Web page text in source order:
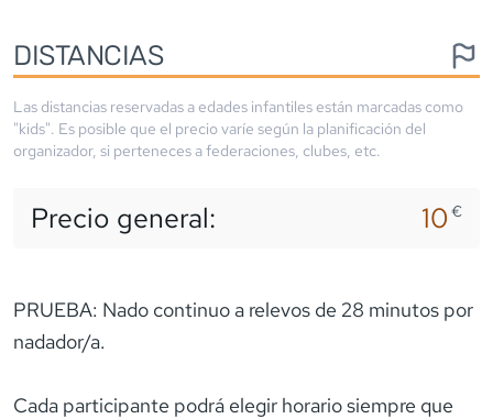
DISTANCIAS
Las distancias reservadas a edades infantiles están marcadas como
"kids". Es posible que el precio varíe según la planificación del
organizador, si perteneces a federaciones, clubes, etc.
Precio general: 10€
PRUEBA: Nado continuo a relevos de 28 minutos por
nadador/a.
Cada participante podrá elegir horario siempre que